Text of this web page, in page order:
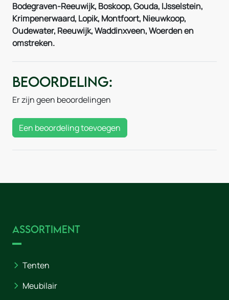
Bodegraven-Reeuwijk, Boskoop, Gouda, IJsselstein,
Krimpenerwaard, Lopik, Montfoort, Nieuwkoop,
Oudewater, Reeuwijk, Waddinxveen, Woerden en
omstreken.
Beoordeling:
Er zijn geen beoordelingen
Een beoordeling toevoegen
Assortiment
Tenten
Meubilair